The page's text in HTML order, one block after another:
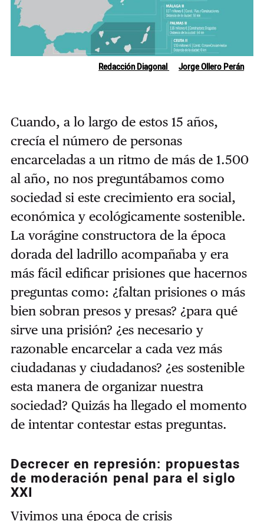
Redacción Diagonal Jorge Ollero Perán
Cuando, a lo largo de estos 15 años,
crecía el número de personas
encarceladas a un ritmo de más de 1.500
al año, no nos preguntábamos como
sociedad si este crecimiento era social,
económica y ecológicamente sostenible.
La vorágine constructora de la época
dorada del ladrillo acompañaba y era
más fácil edificar prisiones que hacernos
preguntas como: ¿faltan prisiones o más
bien sobran presos y presas? ¿para qué
sirve una prisión? ¿es necesario y
razonable encarcelar a cada vez más
ciudadanas y ciudadanos? ¿es sostenible
esta manera de organizar nuestra
sociedad? Quizás ha llegado el momento
de intentar contestar estas preguntas.
Decrecer en represión: propuestas
de moderación penal para el siglo
XXI
Vivimos una época de crisis